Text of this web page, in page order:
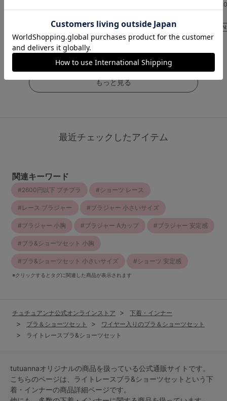
￥3,289 (税込)
5.0
￥3,608 (税込)
もっと見る
最近チェックしたアイテム
関連キーワード
2600円以下 プチプラ ショーツ レース
レース ブラジャー ブラジャー 小さいサイズ
ブラジャー 小胸 ブラジャー Aカップ ブラジャー 安定感
ブラ&ショーツセット 小胸
ブラ&ショーツセット 小さいサイズ ショーツ 安定感
※クリックするとタグに関連した商品が表示されます
チュチュアンナ公式オンラインストア
下着・インナー
ブラ＆ショーツセット
ワイヤー入りのブラ＆ショーツセット
ライトレースブラ&ショーツセット
tutuannaオリジナルの商品を扱っている公式通販サイトです。
こちらのページは、ライトレースブラ&ショーツセットという下
着・インナーの商品詳細ページです。